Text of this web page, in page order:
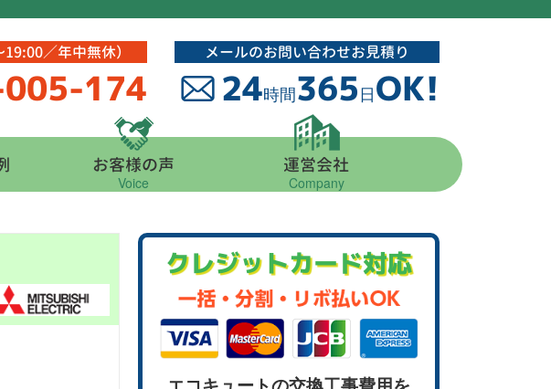
／年中無休）
174
メールのお問い合わせお見積り
24時間365日OK!
お客様の声
Voice
運営会社
Company
クレジットカード対応